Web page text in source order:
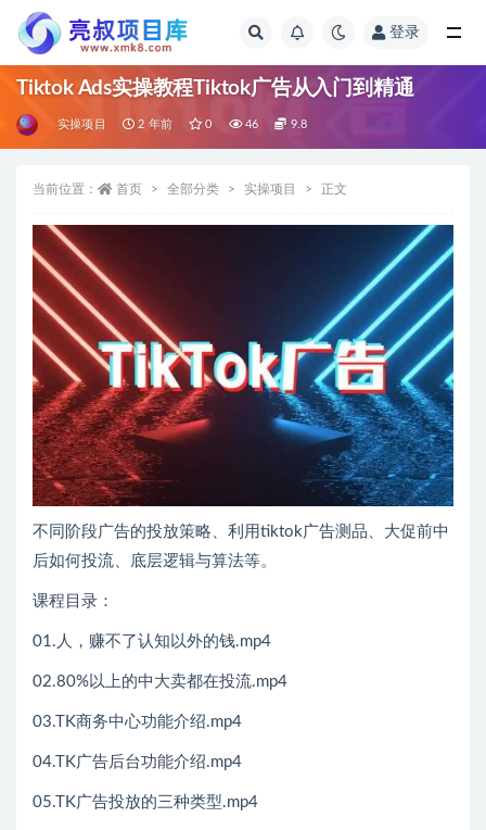
登录
Tiktok Ads实操教程Tiktok广告从入门到精通
实操项目 2 年前 0 46 9.8
当前位置： 首页 全部分类 实操项目 正文
不同阶段广告的投放策略、利用tiktok广告测品、大促前中
后如何投流、底层逻辑与算法等。
课程目录：
01.人，赚不了认知以外的钱.mp4
02.80%以上的中大卖都在投流.mp4
03.TK商务中心功能介绍.mp4
04.TK广告后台功能介绍.mp4
05.TK广告投放的三种类型.mp4